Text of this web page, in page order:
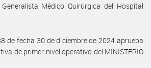
Médico Quirúrgica del Hospital
de fecha 30 de diciembre de 2024 aprueba
de primer nivel operativo del MINISTERIO